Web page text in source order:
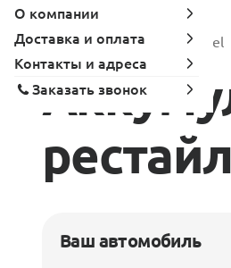
Главная Каталог Opel
Ваш автомобиль
О компании
Доставка и оплата
Контакты и адреса
Заказать звонок